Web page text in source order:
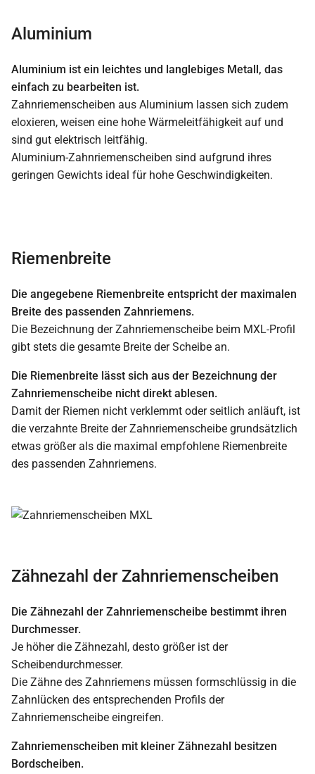
Aluminium
Aluminium ist ein leichtes und langlebiges Metall, das
einfach zu bearbeiten ist.
Zahnriemenscheiben aus Aluminium lassen sich zudem
eloxieren, weisen eine hohe Wärmeleitfähigkeit auf und
sind gut elektrisch leitfähig.
Aluminium-Zahnriemenscheiben sind aufgrund ihres
geringen Gewichts ideal für hohe Geschwindigkeiten.
Riemenbreite
Die angegebene Riemenbreite entspricht der maximalen
Breite des passenden Zahnriemens.
Die Bezeichnung der Zahnriemenscheibe beim MXL-Profil
gibt stets die gesamte Breite der Scheibe an.
Die Riemenbreite lässt sich aus der Bezeichnung der
Zahnriemenscheibe nicht direkt ablesen.
Damit der Riemen nicht verklemmt oder seitlich anläuft, ist
die verzahnte Breite der Zahnriemenscheibe grundsätzlich
etwas größer als die maximal empfohlene Riemenbreite
des passenden Zahnriemens.
Zähnezahl der Zahnriemenscheiben
Die Zähnezahl der Zahnriemenscheibe bestimmt ihren
Durchmesser.
Je höher die Zähnezahl, desto größer ist der
Scheibendurchmesser.
Die Zähne des Zahnriemens müssen formschlüssig in die
Zahnlücken des entsprechenden Profils der
Zahnriemenscheibe eingreifen.
Zahnriemenscheiben mit kleiner Zähnezahl besitzen
Bordscheiben.